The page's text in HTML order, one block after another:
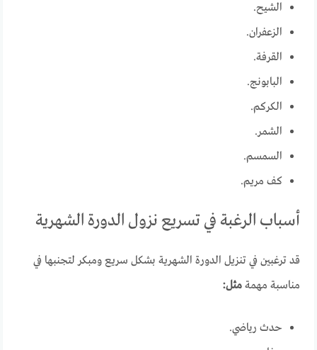
الشيح.
الزعفران.
القرفة.
البابونج.
الكركم.
الشمر.
السمسم.
كف مريم.
أسباب الرغبة في تسريع نزول الدورة الشهرية
قد ترغبين في تنزيل الدورة الشهرية بشكل سريع ومبكر لتجنبها في
مناسبة مهمةمثل:
حدث رياضي.